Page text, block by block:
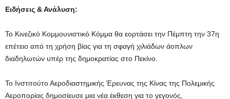
Ειδήσεις & Ανάλυση:
Το Κινεζικό Κομμουνιστικό Κόμμα θα εορτάσει την Πέμπτη την 37η
επέτειο από τη χρήση βίας για τη σφαγή χιλιάδων άοπλων
διαδηλωτών υπέρ της δημοκρατίας στο Πεκίνο.
Το Ινστιτούτο Αεροδιαστημικής Έρευνας της Κίνας της Πολεμικής
Αεροπορίας δημοσίευσε μια νέα έκθεση για το γεγονός,